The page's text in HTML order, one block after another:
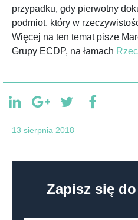
przypadku, gdy pierwotny
podmiot, który w
Więcej na ten temat pisze
Grupy ECDP, na łamach
13 sierpnia 2018
Zapisz się